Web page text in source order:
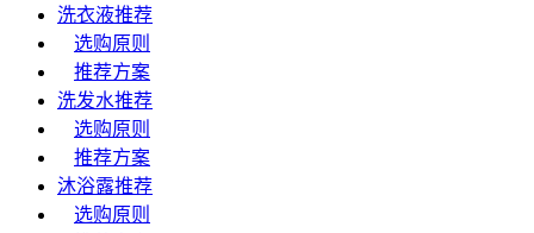
洗衣液推荐
选购原则
推荐方案
洗发水推荐
选购原则
推荐方案
沐浴露推荐
选购原则